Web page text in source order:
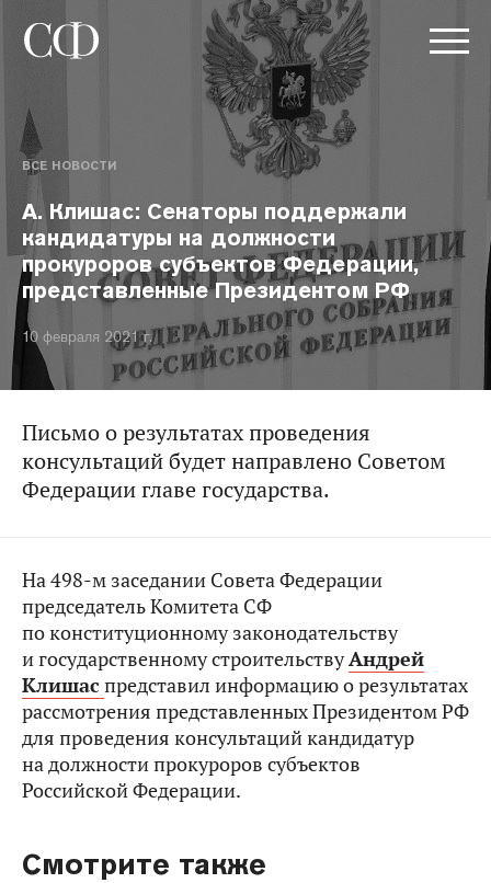
ВСЕ НОВОСТИ
А. Клишас: Сенаторы поддержали
кандидатуры на должности
прокуроров субъектов Федерации,
представленные Президентом РФ
10 февраля 2021 г.
Письмо о результатах проведения
консультаций будет направлено Советом
Федерации главе государства.
На 498-м заседании Совета Федерации
председатель Комитета СФ
по конституционному законодательству
и государственному строительствуАндрей
Клишас представил информацию о результатах
рассмотрения представленных Президентом РФ
для проведения консультаций кандидатур
на должности прокуроров субъектов
Российской Федерации.
Смотрите также